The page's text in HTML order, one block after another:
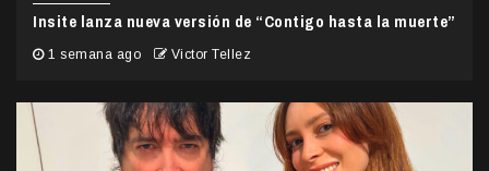
Insite lanza nueva versión de “Contigo hasta la muerte”
1 semana ago Victor Tellez